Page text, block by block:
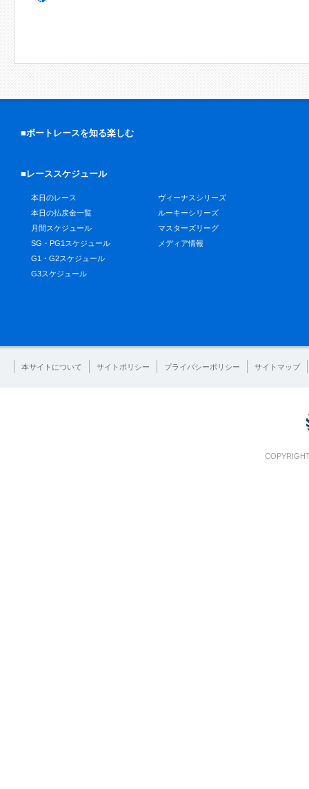
■ボートレースを知る楽しむ
■レーススケジュール
本日のレース
本日の払戻金一覧
月間スケジュール
SG・PG1スケジュール
G1・G2スケジュール
G3スケジュール
ヴィーナスシリーズ
ルーキーシリーズ
マスターズリーグ
メディア情報
本サイトについて サイトポリシー プライバシーポリシー サイトマップ